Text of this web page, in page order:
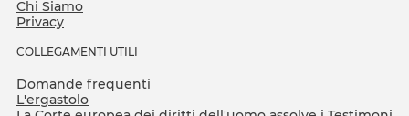
Chi Siamo
Privacy
COLLEGAMENTI UTILI
Domande frequenti
L'ergastolo